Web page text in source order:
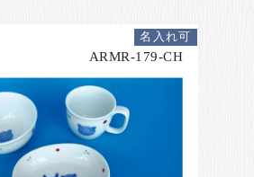
ARMR-179-CH
名入れ可